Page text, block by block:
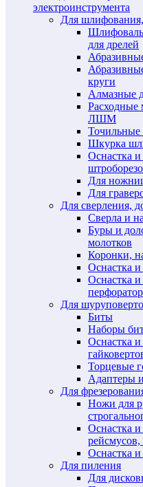
электроинструмента
Для
для дрелей
круги
Алмазные
ЛШМ
Точильные
Шкурка
Оснастка
Для
Для
Для сверления,
Сверла и
Буры и
молотков
Коронки,
Оснастка
Оснастка
Для
Биты
Наборы
Оснастка
Торцевые
Адаптеры
Для
Ножи для
Оснастка
рейсмусов,
Оснастка и
Для пиления
Для